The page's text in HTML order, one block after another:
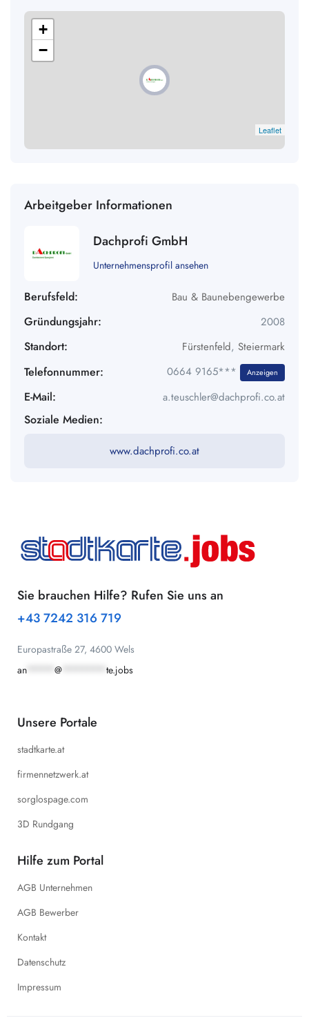
+
−
Leaflet
Arbeitgeber Informationen
Dachprofi GmbH
Unternehmensprofil ansehen
Berufsfeld: Bau & Baunebengewerbe
Gründungsjahr: 2008
Standort: Fürstenfeld, Steiermark
Telefonnummer: 0664 9165*** Anzeigen
E-Mail: a.teuschler@dachprofi.co.at
Soziale Medien:
www.dachprofi.co.at
Sie brauchen Hilfe? Rufen Sie uns an
+43 7242 316 719
Europastraße 27, 4600 Wels
an
@ te.jobs
Unsere Portale
stadtkarte.at
firmennetzwerk.at
sorglospage.com
3D Rundgang
Hilfe zum Portal
AGB Unternehmen
AGB Bewerber
Kontakt
Datenschutz
Impressum